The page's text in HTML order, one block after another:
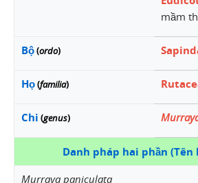
mầm
Bộ(ordo)
Họ(familia)
Chi (genus)
Danh pháp hai phần (Tên
Murraya paniculata